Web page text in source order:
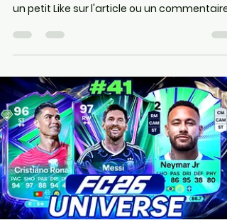
TEAM 2 FC 26 ! Les
phénomènes et les étoiles
d'été en approche !
Je vous rappelle que les articles sont
et le resteront pour FC 26 ! Pensez à mettre
un petit Like sur l'article ou un commentaire,
on prend souvent le temps sur Internet de
râler mais rarement de dire que c'est bien,
donc n'hésitez pas ❤️❤️ Les 2 liens juste en
dessous vous permettront d'aider le site et
de vous rendre directement sur Instant
Gaming ( pour acheter vos jeux , cartes
PSN/Xbox moins cher) et Maxesport ( pour